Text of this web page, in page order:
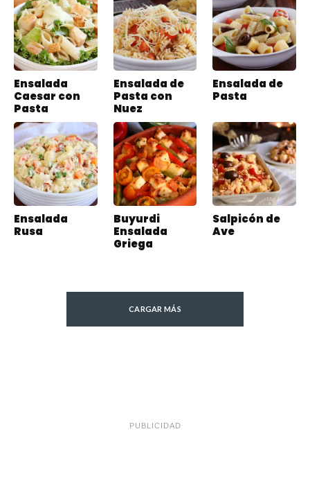
Ensalada
Caesar con
Pasta
Ensalada de
Pasta con
Nuez
Ensalada de
Pasta
Ensalada
Rusa
Buyurdi
Ensalada
Griega
Salpicón de
Ave
CARGAR MÁS
PUBLICIDAD